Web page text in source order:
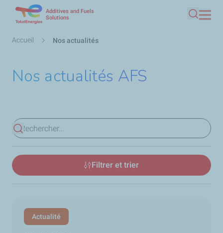
Additives and Fuels
Solutions
Fil
Accueil Nos actualités
Nos actualités AFS
Voir les résultats
Filtrer et trier
Actualité